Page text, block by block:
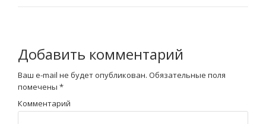
Добавить комментарий
Ваш e-mail не будет опубликован. Обязательные поля
помечены *
Комментарий